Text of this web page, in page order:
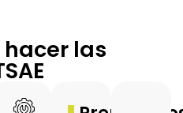
las